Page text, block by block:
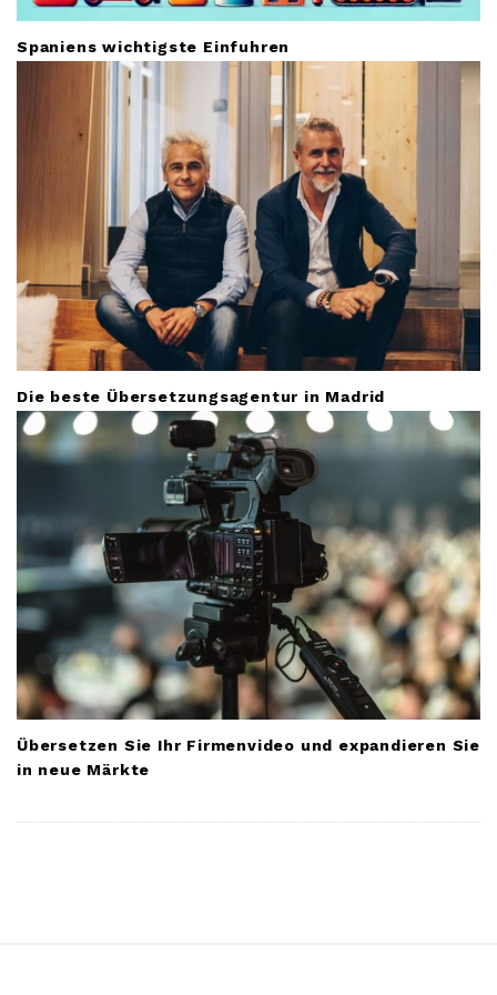
Spaniens wichtigste Einfuhren
Die beste Übersetzungsagentur in Madrid
Übersetzen Sie Ihr Firmenvideo und expandieren Sie
in neue Märkte